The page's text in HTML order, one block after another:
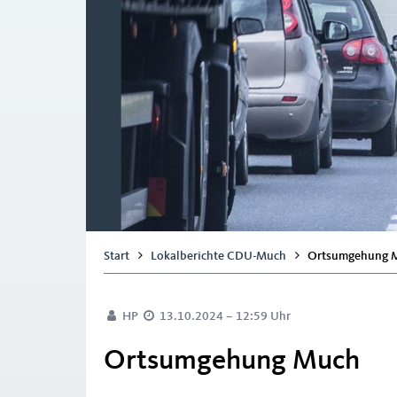
Start Lokalberichte CDU-Much Ortsumgehung
HP 13.10.2024 – 12:59 Uhr
Ortsumgehung Much